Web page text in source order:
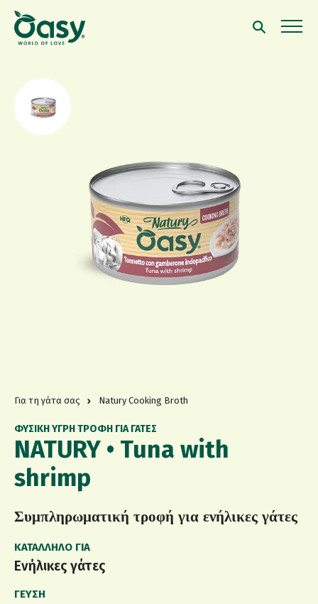
Για τη γάτα σας Natury Cooking Broth
NATURY • Tuna with
shrimp
ΦΥΣΙΚΗ ΥΓΡΗ ΤΡΟΦΗ ΓΙΑ ΓΑΤΕΣ
Συμπληρωματική τροφή για ενήλικες γάτες
ΚΑΤΆΛΛΗΛΟ ΓΙΑ
Ενήλικες γάτες
ΓΕΎΣΗ